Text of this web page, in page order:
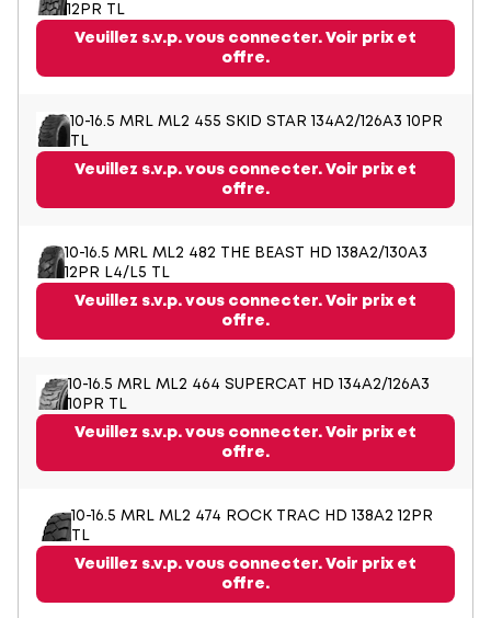
12PR TL
Veuillez s.v.p. vous connecter. Voir prix et
offre.
10-16.5 MRL ML2 455 SKID STAR 134A2/126A3 10PR
TL
Veuillez s.v.p. vous connecter. Voir prix et
offre.
10-16.5 MRL ML2 482 THE BEAST HD 138A2/130A3
12PR L4/L5 TL
Veuillez s.v.p. vous connecter. Voir prix et
offre.
10-16.5 MRL ML2 464 SUPERCAT HD 134A2/126A3
10PR TL
Veuillez s.v.p. vous connecter. Voir prix et
offre.
10-16.5 MRL ML2 474 ROCK TRAC HD 138A2 12PR
TL
Veuillez s.v.p. vous connecter. Voir prix et
offre.